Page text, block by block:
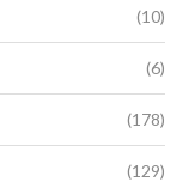
(10)
(6)
(178)
(129)